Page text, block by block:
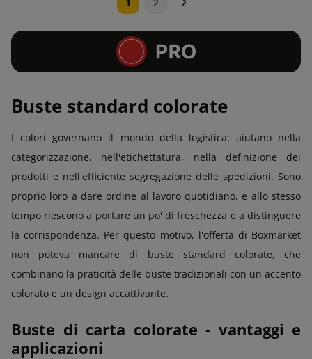
Buste standard colorate
I colori governano il mondo della logistica: aiutano nella
categorizzazione, nell'etichettatura, nella definizione dei
prodotti e nell'efficiente segregazione delle spedizioni. Sono
proprio loro a dare ordine al lavoro quotidiano, e allo stesso
tempo riescono a portare un po' di freschezza e a distinguere
la corrispondenza. Per questo motivo, l'offerta di Boxmarket
non poteva mancare di buste standard colorate, che
combinano la praticità delle buste tradizionali con un accento
colorato e un design accattivante.
Buste di carta colorate - vantaggi e
applicazioni